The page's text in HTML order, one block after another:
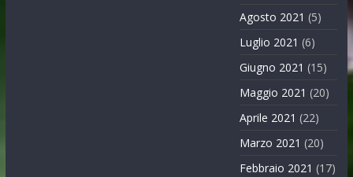
Agosto 2021 (5)
Luglio 2021 (6)
Giugno 2021 (15)
Maggio 2021 (20)
Aprile 2021 (22)
Marzo 2021 (20)
Febbraio 2021 (17)